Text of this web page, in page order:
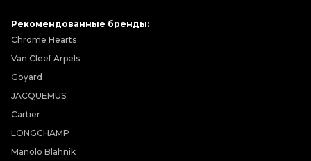
Рекомендованные бренды:
Chrome Hearts
Van Cleef Arpels
Goyard
JACQUEMUS
Cartier
LONGCHAMP
Manolo Blahnik